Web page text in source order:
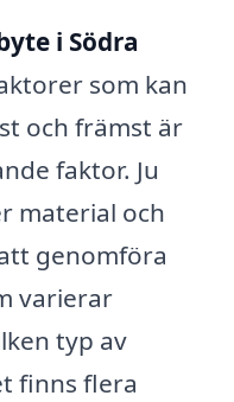
i Södra
som kan
och främst är
faktor. Ju
material och
genomföra
varierar
typ av
finns flera